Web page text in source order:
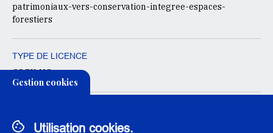
patrimoniaux-vers-conservation-integree-espaces-
forestiers
TYPE DE LICENCE
CC BY-NC
L'institut national du patrimoine autorise l’exploitation de ce
Gestion cookies
Utilisation cookies.